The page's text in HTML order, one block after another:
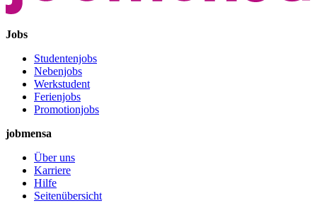
Jobs
Studentenjobs
Nebenjobs
Werkstudent
Ferienjobs
Promotionjobs
jobmensa
Über uns
Karriere
Hilfe
Seitenübersicht